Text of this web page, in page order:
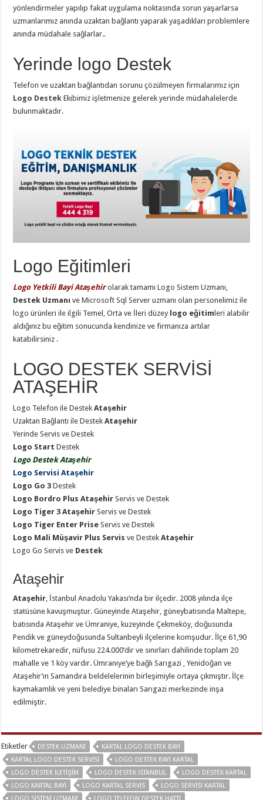
yönlendirmeler yapılıp fakat uygulama noktasında sorun yaşarlarsa
uzmanlarımız anında uzaktan bağlantı yaparak yaşadıkları problemlere
anında müdahale sağlarlar..
Yerinde logo Destek
Telefon ve uzaktan bağlantıdan sorunu çözülmeyen firmalarımız için
Logo Destek Ekibimiz işletmenize gelerek yerinde müdahalelerde
bulunmaktadır.
Logo Eğitimleri
Logo Yetkili Bayi Ataşehirolarak tamamı Logo Sistem Uzmanı,
Destek Uzmanı ve Microsoft Sql Server uzmanı olan personelimiz ile
logo ürünleri ile ilgili Temel, Orta ve İleri düzey logo eğitim leri alabilir
aldığınız bu eğitim sonucunda kendinize ve firmanıza artılar
katabilirsiniz .
LOGO DESTEK SERVİSİ
ATAŞEHİR
Logo Telefon ile DestekAtaşehir
Uzaktan Bağlantı ile DestekAtaşehir
Yerinde Servis ve Destek
Logo Start Destek
Logo Destek Ataşehir
Logo Servisi Ataşehir
Logo Go 3Destek
Logo Bordro Plus Ataşehir Servis ve Destek
Logo Tiger 3 Ataşehir Servis ve Destek
Logo Tiger Enter PriseServis ve Destek
Logo Mali Müşavir Plus Servis ve DestekAtaşehir
Logo Go Servis ve Destek
Ataşehir
Ataşehir, İstanbul Anadolu Yakası’nda bir ilçedir. 2008 yılında ilçe
statüsüne kavuşmuştur. Güneyinde Ataşehir, güneybatısında Maltepe,
batısında Ataşehir ve Ümraniye, kuzeyinde Çekmeköy, doğusunda
Pendik ve güneydoğusunda Sultanbeyli ilçelerine komşudur. İlçe 61,90
kilometrekaredir, nüfusu 224.000’dir ve sınırları dahilinde toplam 20
mahalle ve 1 köy vardır. Ümraniye’ye bağlı Sarıgazi , Yenidoğan ve
Ataşehir’ın Samandıra beldelelerinin birleşimiyle ortaya çıkmıştır. İlçe
kaymakamlık ve yeni belediye binaları Sarıgazi merkezinde inşa
edilmiştir.
Etiketler DESTEK UZMANI
KARTAL LOGO DESTEK BAYI
KARTAL LOGO DESTEK SERVISI
LOGO DESTEK BAYI KARTAL
LOGO DESTEK İLETIŞIM
LOGO DESTEK İSTANBUL
LOGO DESTEK KARTAL
LOGO KARTAL BAYI
LOGO KARTAL SERVIS
LOGO SERVISI KARTAL